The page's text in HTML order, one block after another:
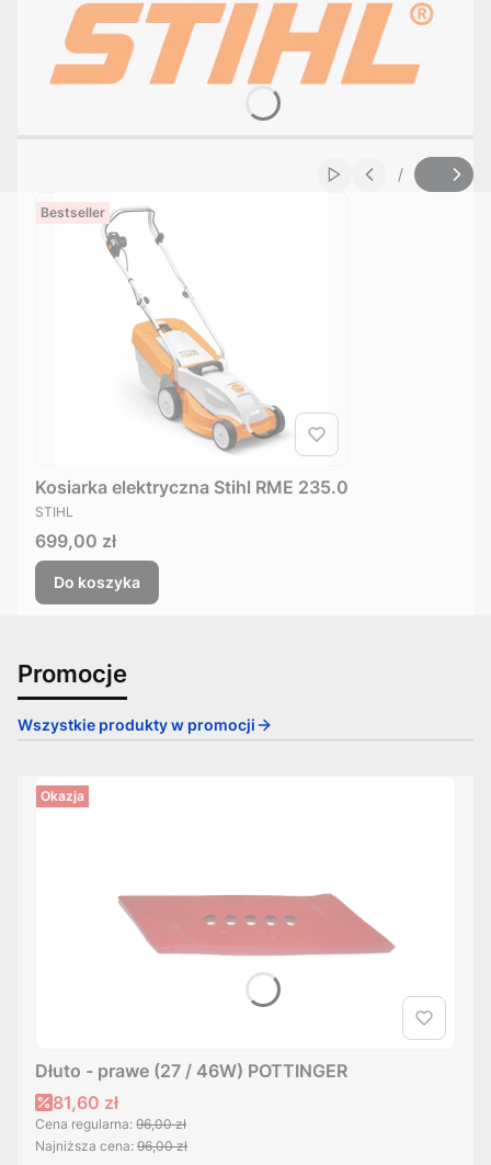
Włącz Slajd
/
z
Bestseller
Kosiarka elektryczna Stihl RME 235.0
PRODUCENT
STIHL
Cena
699,00 zł
Do koszyka
Promocje
Wszystkie produkty w promocji
Okazja
Dłuto - prawe (27 / 46W) POTTINGER
Cena promocyjna
81,60 zł
Cena regularna: 96,00 zł
Najniższa cena: 96,00 zł